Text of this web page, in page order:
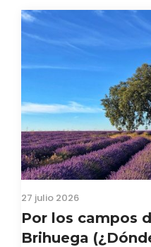
27 julio 2026
Por los campos
Brihuega